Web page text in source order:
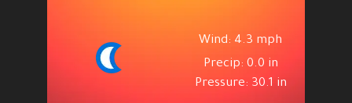
Wind: 4.3 mph
Precip: 0.0 in
Pressure: 30.1 in